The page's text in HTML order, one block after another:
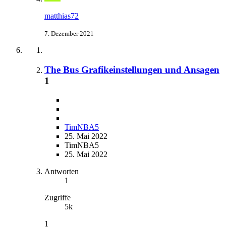
matthias72
7. Dezember 2021
The Bus Grafikeinstellungen und Ansagen
1
TimNBA5
25. Mai 2022
TimNBA5
25. Mai 2022
Antworten
1
Zugriffe
5k
1